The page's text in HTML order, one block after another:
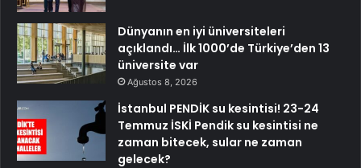
Dünyanın en iyi üniversiteleri
açıklandı… İlk 1000’de Türkiye’den 13
üniversite var
Ağustos 8, 2026
İstanbul PENDİK su kesintisi! 23-24
Temmuz İSKİ Pendik su kesintisi ne
zaman bitecek, sular ne zaman
gelecek?